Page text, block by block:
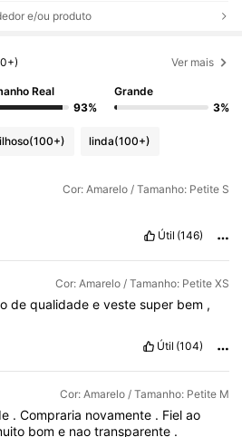
e/ou produto
Ver mais
Real
93%
Grande
3%
(100+) linda(100+)
Cor: Amarelo / Tamanho: Petite S
Útil (146)
Cor: Amarelo / Tamanho: Petite XS
de qualidade e veste super bem ,
Útil (104)
Cor: Amarelo / Tamanho: Petite M
. Compraria novamente . Fiel ao
bome naotransparente .